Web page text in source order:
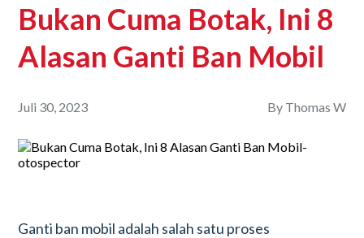
Bukan Cuma Botak, Ini 8
Alasan Ganti Ban Mobil
Juli 30, 2023 By Thomas W
Ganti ban mobil adalah salah satu proses